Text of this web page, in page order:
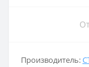
Производитель: